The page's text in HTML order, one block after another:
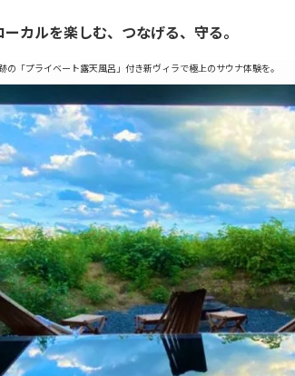
ーカルを楽しむ、つなげる、守る。
の「プライベート露天風呂」付き新ヴィラで極上のサウナ体験を。